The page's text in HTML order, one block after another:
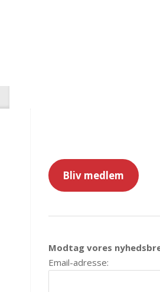
Bliv medlem
Modtag vores
Email-adresse: